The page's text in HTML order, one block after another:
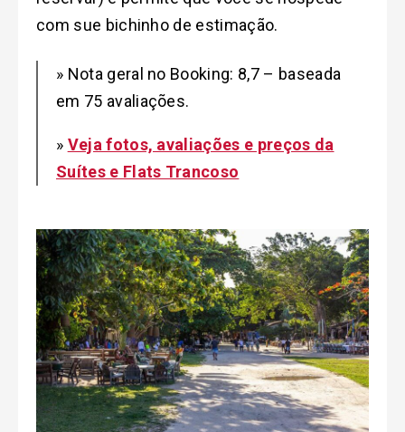
com sue bichinho de estimação.
» Nota geral no Booking: 8,7 – baseada
em 75 avaliações.
» Veja fotos, avaliações e preços da
Suítes e Flats Trancoso